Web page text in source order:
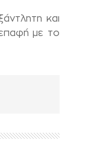
και
με το